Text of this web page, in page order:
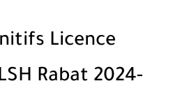
Licence
Rabat 2024-